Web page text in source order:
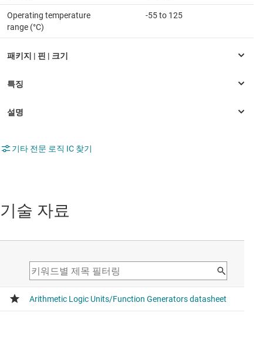
Operating temperature
range (°C)
-55 to 125
기타 전문 로직 IC 찾기
기술 자료